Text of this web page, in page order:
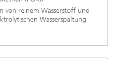
von reinem Wasserstoff und
Wasserspaltung